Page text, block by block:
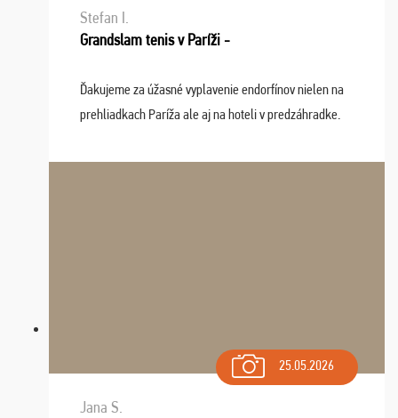
Stefan I.
Grandslam tenis v Paríži -
Ďakujeme za úžasné vyplavenie endorfínov nielen na
prehliadkach Paríža ale aj na hoteli v predzáhradke.
spomínať a zväžujeme repete budúci rok : ...
25.05.2026
Jana S.